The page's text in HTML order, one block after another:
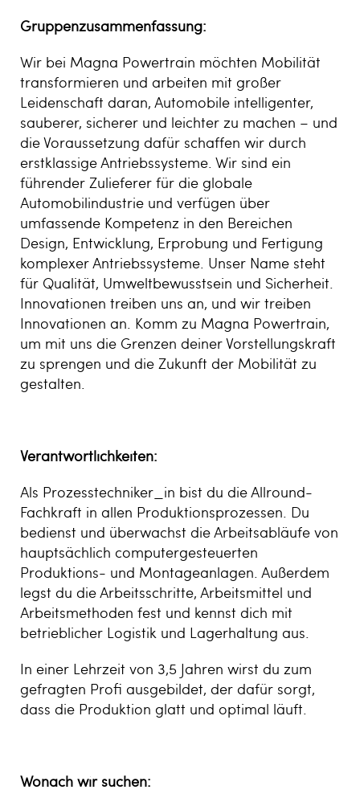
Gruppenzusammenfassung:
Wir bei Magna Powertrain möchten Mobilität
transformieren und arbeiten mit großer
Leidenschaft daran, Automobile intelligenter,
sauberer, sicherer und leichter zu machen – und
die Voraussetzung dafür schaffen wir durch
erstklassige Antriebssysteme. Wir sind ein
führender Zulieferer für die globale
Automobilindustrie und verfügen über
umfassende Kompetenz in den Bereichen
Design, Entwicklung, Erprobung und Fertigung
komplexer Antriebssysteme. Unser Name steht
für Qualität, Umweltbewusstsein und Sicherheit.
Innovationen treiben uns an, und wir treiben
Innovationen an. Komm zu Magna Powertrain,
um mit uns die Grenzen deiner Vorstellungskraft
zu sprengen und die Zukunft der Mobilität zu
gestalten.
Verantwortlichkeiten:
Als Prozesstechniker_in bist du die Allround-
Fachkraft in allen Produktionsprozessen. Du
bedienst und überwachst die Arbeitsabläufe von
hauptsächlich computergesteuerten
Produktions- und Montageanlagen. Außerdem
legst du die Arbeitsschritte, Arbeitsmittel und
Arbeitsmethoden fest und kennst dich mit
betrieblicher Logistik und Lagerhaltung aus.
In einer Lehrzeit von 3,5 Jahren wirst du zum
gefragten Profi ausgebildet, der dafür sorgt,
dass die Produktion glatt und optimal läuft.
Wonach wir suchen: